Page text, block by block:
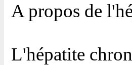
A propos de
L'hépatite